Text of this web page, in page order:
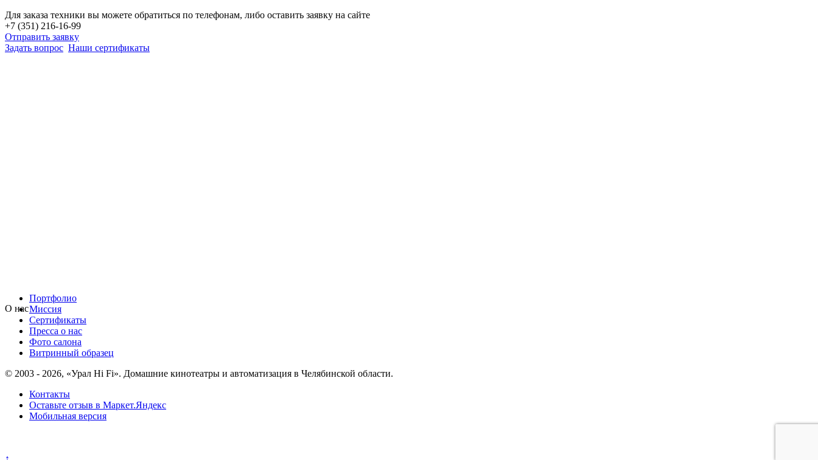
Для заказа техники вы можете обратиться по телефонам, либо оставить заявку на сайте
+7 (351) 216-16-99
Отправить заявку
Задать вопрос Наши сертификаты
О нас
Портфолио
Миссия
Сертификаты
Пресса о нас
Фото салона
Витринный образец
© 2003 - 2026, «Урал Hi Fi». Домашние кинотеатры и автоматизация в Челябинской области.
Контакты
Оставьте отзыв в Маркет.Яндекс
Мобильная версия